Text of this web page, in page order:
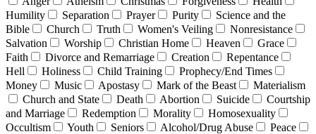
Humility
Separation Prayer Purity
Science and the
Bible
Church Truth Women's Veiling
Nonresistance
Salvation
Worship Christian Home Heaven
Grace
Faith
Divorce and Remarriage Creation
Repentance
Hell
Holiness Child Training
Prophecy/End Times
Money
Music Apostasy Mark of the Beast
Materialism
Church and State
Death Abortion Suicide
Courtship
and Marriage
Redemption Morality
Homosexuality
Occultism
Youth Seniors Alcohol/Drug Abuse
Peace